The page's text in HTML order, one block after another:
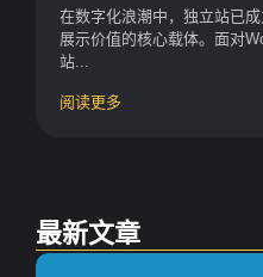
在数字化浪潮中，独立站已
展示价值的核心载体。面对
站...
阅读更多
最新文章